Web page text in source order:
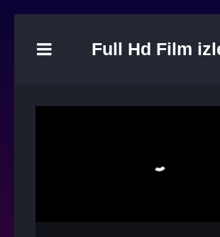
Full Hd Film